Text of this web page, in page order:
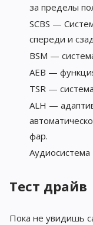
за пределы
SCBS —
спереди и
BSM —
AEB —
TSR —
ALH —
фар.
Тест драйв
Пока не увидишь